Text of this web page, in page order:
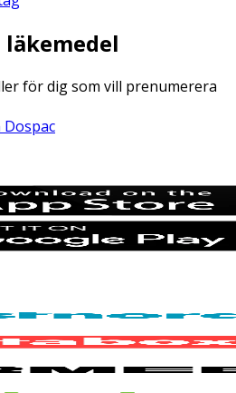
läkemedel
för dig som vill prenumerera
Dospac